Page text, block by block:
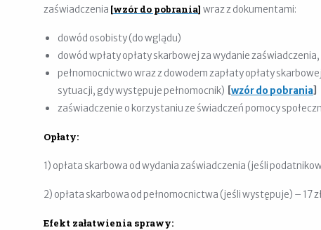
zaświadczenia [wzór do pobrania] wraz z dokumentami:
dowód osobisty (do wglądu)
dowód wpłaty opłaty skarbowej za wydanie zaświadczenia,
pełnomocnictwo wraz z dowodem zapłaty opłaty
sytuacji, gdy występuje pełnomocnik) [wzór do pobrania]
zaświadczenie o korzystaniu ze świadczeń pomocy
Opłaty:
1) opłata skarbowa od wydania zaświadczenia (jeśli
2) opłata skarbowa od pełnomocnictwa (jeśli występuje) – 17
Efekt załatwienia sprawy: